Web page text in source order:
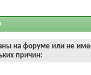
на форуме или не
причин: